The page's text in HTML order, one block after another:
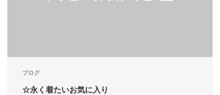
ブログ
☆永く着たいお気に入り